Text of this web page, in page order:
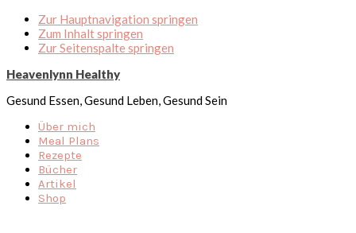
Zur Hauptnavigation springen
Zum Inhalt springen
Zur Seitenspalte springen
Heavenlynn Healthy
Gesund Essen, Gesund Leben, Gesund Sein
Über mich
Meal Plans
Rezepte
Bücher
Artikel
Shop